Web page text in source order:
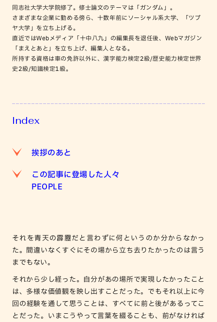
同志社大学大学院修了。修士論文のテーマは「ガンダム」。
さまざまな企業に勤める傍ら、十数年前にソーシャル系大学、「ツブ
ヤ大学」を立ち上げる。
直近ではWebメディア「十中八九」の編集長を退任後、Webマガジン
「まえとあと」を立ち上げ、編集人となる。
所持する資格は車の免許以外に、漢字能力検定2級/歴史能力検定世界
史2級/知識検定1級。
Index
挨拶のあと
この記事に登場した人々
PEOPLE
それを青天の霹靂だと言わずに何というのか分からなかっ
た。間違いなくすぐにその場から立ち去りたかったのは言う
までもない。
それから少し経った。自分があの場所で実現したかったこと
は、多様な価値観を映し出すことだった。でもそれ以上に今
回の経験を通して思うことは、すべてに前と後があるってこ
とだった。いまこうやって言葉を綴ることも、前がなければ